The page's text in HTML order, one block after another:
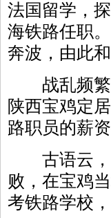
法国留学，
海铁路任职
奔波，由此
战乱频繁
陕西宝鸡定
路职员的薪
古语云，
败，在宝鸡
考铁路学校